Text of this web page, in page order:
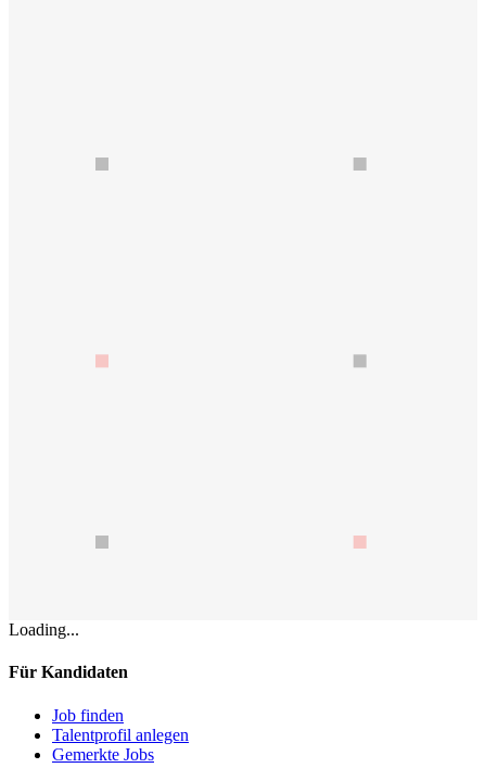
Loading...
Für Kandidaten
Job finden
Talentprofil anlegen
Gemerkte Jobs